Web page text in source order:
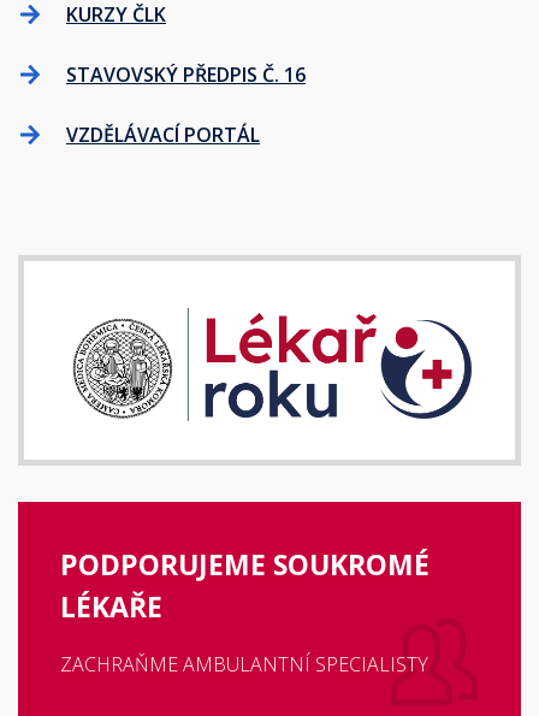
KURZY ČLK
STAVOVSKÝ PŘEDPIS Č. 16
VZDĚLÁVACÍ PORTÁL
PODPORUJEME SOUKROMÉ
LÉKAŘE
ZACHRAŇME AMBULANTNÍ SPECIALISTY